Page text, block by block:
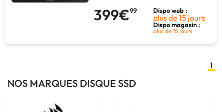
399€99 Dispo web :
plus de 15 jours
Dispo magasin :
plus de 15 jours
1
NOS MARQUES DISQUE SSD